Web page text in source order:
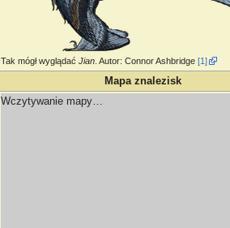
Tak mógł wyglądaćJian . Autor: Connor Ashbridge [1]
Mapa znalezisk
Wczytywanie mapy…